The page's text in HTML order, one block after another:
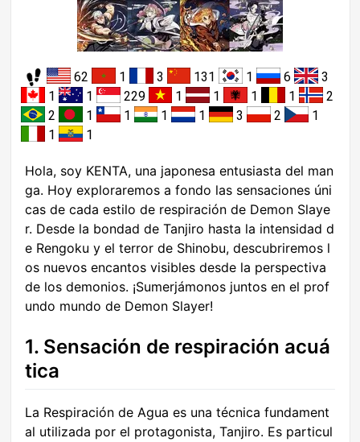
62 1 3 131 1 6
3
1
1 229 1 1 1 1
2
2
1 1 1 1 3 2
1
1
1
Hola, soy KENTA, una japonesa entusiasta del man
ga. Hoy exploraremos a fondo las sensaciones úni
cas de cada estilo de respiración de Demon Slaye
r. Desde la bondad de Tanjiro hasta la intensidad d
e Rengoku y el terror de Shinobu, descubriremos l
os nuevos encantos visibles desde la perspectiva
de los demonios. ¡Sumerjámonos juntos en el prof
undo mundo de Demon Slayer!
1. Sensación de respiración acuá
tica
La Respiración de Agua es una técnica fundament
al utilizada por el protagonista, Tanjiro. Es particul